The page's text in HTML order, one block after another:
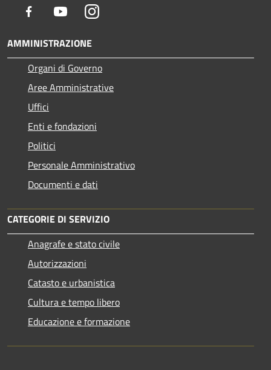
Facebook YoutubeInstagram
AMMINISTRAZIONE
Organi di Governo
Aree Amministrative
Uffici
Enti e fondazioni
Politici
Personale Amministrativo
Documenti e dati
CATEGORIE DI SERVIZIO
Anagrafe e stato civile
Autorizzazioni
Catasto e urbanistica
Cultura e tempo libero
Educazione e formazione